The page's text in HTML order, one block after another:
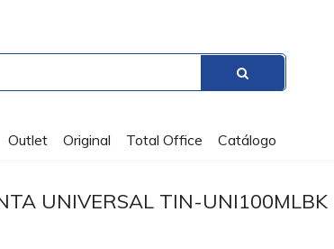
Outlet Original Total Office Catálogo
UNIVERSAL TIN-UNI100MLBK